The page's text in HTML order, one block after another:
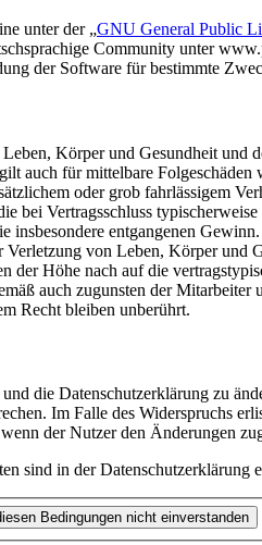
unter der „GNU General Public
Community unter
der Software für bestimmte
Körper und Gesundheit
auch für mittelbare Folgeschäden
oder grob fahrlässigem
bei Vertragsschluss
insbesondere entgangenen Gewinn.
von Leben, Körper und
der Höhe nach auf die
auch zugunsten der Mitarbeiter
Recht bleiben unberührt.
die Datenschutzerklärung zu
Im Falle des Widerspruchs
der Nutzer den Änderungen
sind in der Datenschutzerklärung